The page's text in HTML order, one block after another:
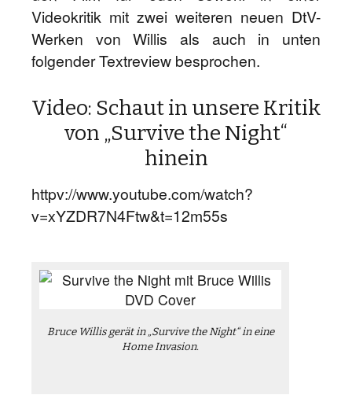
Videokritik mit zwei weiteren neuen DtV-
Werken von Willis als auch in unten
folgender Textreview besprochen.
Video: Schaut in unsere Kritik
von „Survive the Night“
hinein
httpv://www.youtube.com/watch?
v=xYZDR7N4Ftw&t=12m55s
Bruce Willis gerät in „Survive the Night“ in eine
Home Invasion.